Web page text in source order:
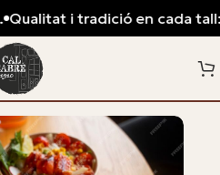
Qualitat i tradició en cada tall: